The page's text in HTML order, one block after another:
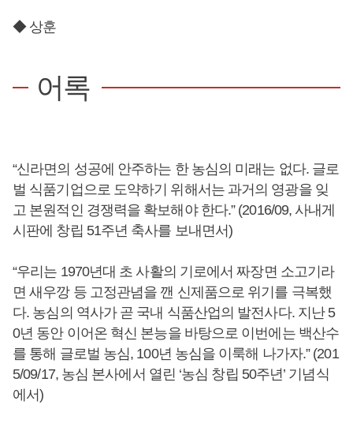
◆ 상훈
어록
“신라면의 성공에 안주하는 한 농심의 미래는 없다. 글로
벌 식품기업으로 도약하기 위해서는 과거의 영광을 잊
고 본원적인 경쟁력을 확보해야 한다.” (2016/09, 사내게
시판에 창립 51주년 축사를 보내면서)
“우리는 1970년대 초 사활의 기로에서 짜장면 소고기라
면 새우깡 등 고정관념을 깬 신제품으로 위기를 극복했
다. 농심의 역사가 곧 국내 식품산업의 발전사다. 지난 5
0년 동안 이어온 혁신 본능을 바탕으로 이번에는 백산수
를 통해 글로벌 농심, 100년 농심을 이룩해 나가자.” (201
5/09/17, 농심 본사에서 열린 ‘농심 창립 50주년’ 기념식
에서)